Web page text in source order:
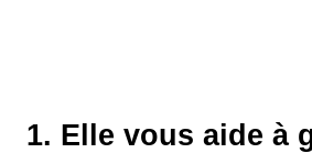
1. Elle vous aide à